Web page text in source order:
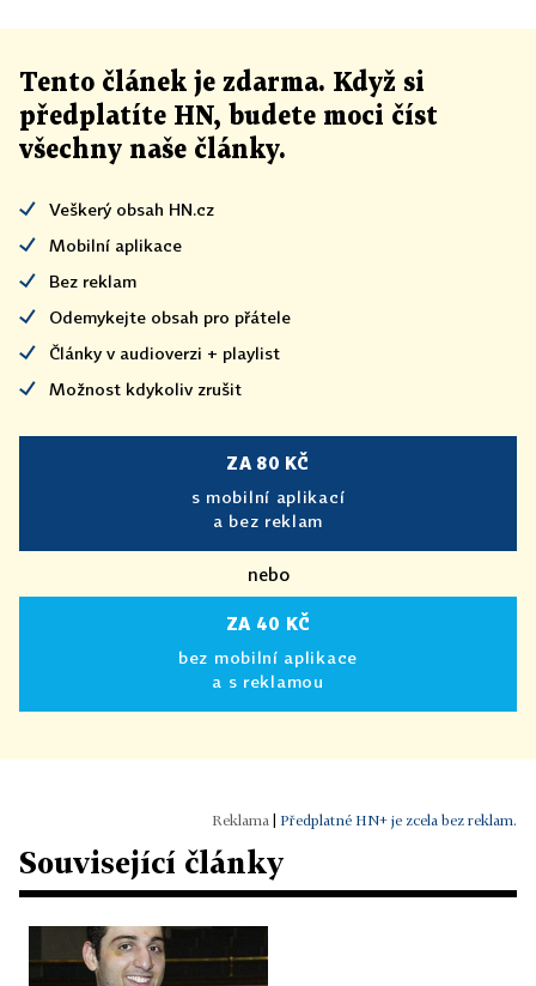
Tento článek je zdarma. Když si
předplatíte HN, budete moci číst
všechny naše články.
Veškerý obsah HN.cz
Mobilní aplikace
Bez reklam
Odemykejte obsah pro přátele
Články v audioverzi + playlist
Možnost kdykoliv zrušit
ZA 80 KČ
s mobilní aplikací
a bez reklam
nebo
ZA 40 KČ
bez mobilní aplikace
a s reklamou
Předplatné HN+ je zcela bez reklam.
Související články